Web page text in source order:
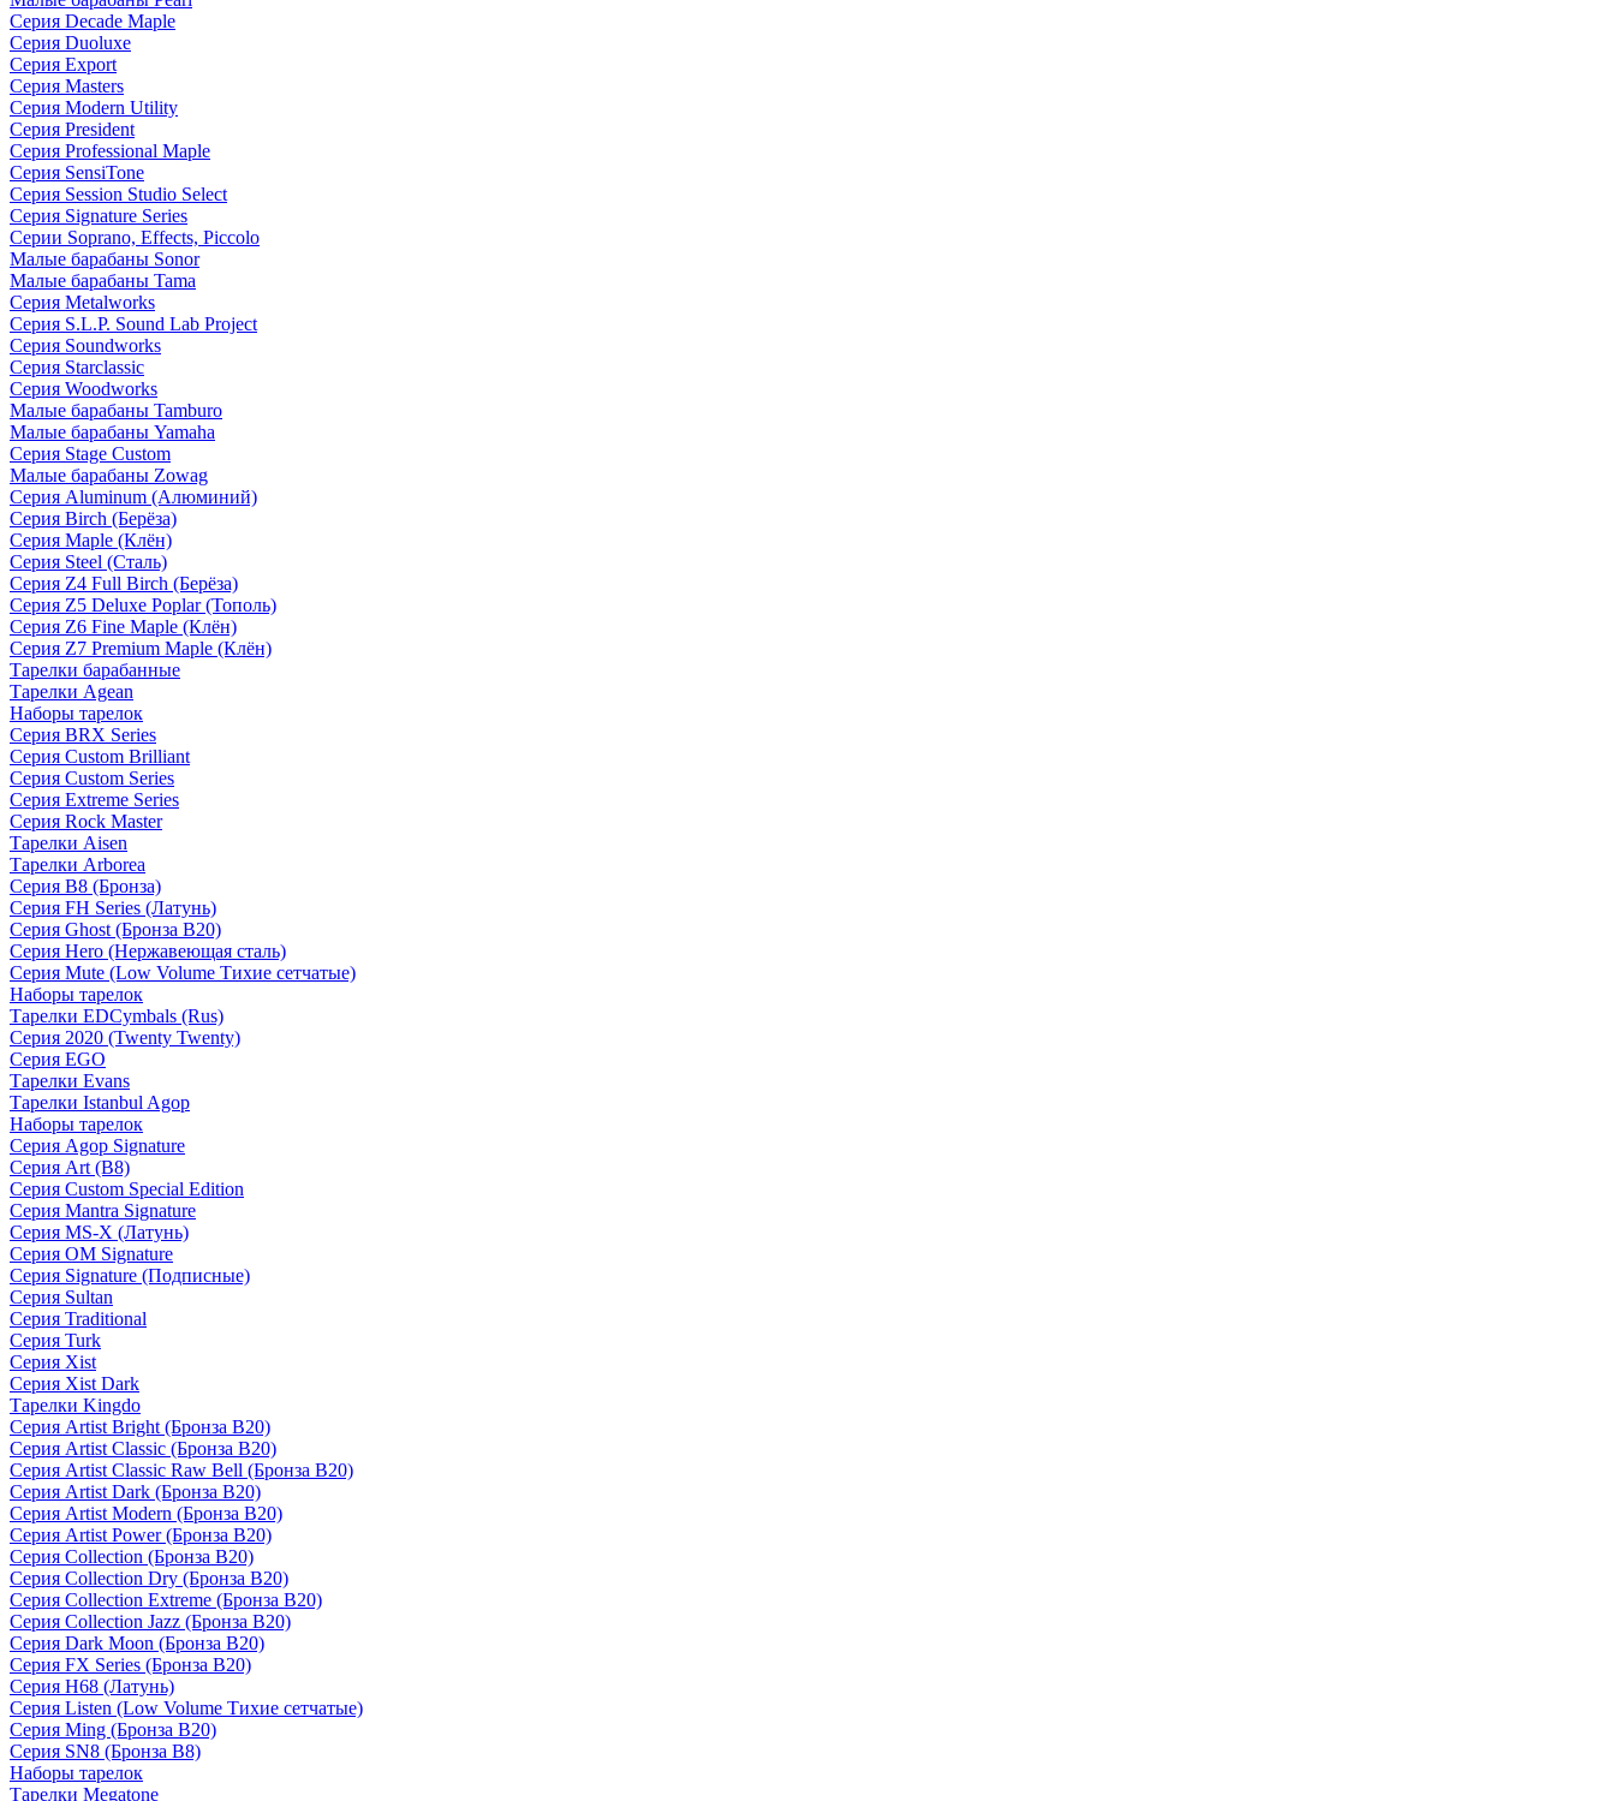
Серия Decade Maple
Серия Duoluxe
Серия Export
Серия Masters
Серия Modern Utility
Серия President
Серия Professional Maple
Серия SensiTone
Серия Session Studio Select
Серия Signature Series
Серии Soprano, Effects, Piccolo
Малые барабаны Sonor
Малые барабаны Tama
Серия Metalworks
Серия S.L.P. Sound Lab Project
Серия Soundworks
Серия Starclassic
Серия Woodworks
Малые барабаны Tamburo
Малые барабаны Yamaha
Серия Stage Custom
Малые барабаны Zowag
Серия Aluminum (Алюминий)
Серия Birch (Берёза)
Серия Maple (Клён)
Серия Steel (Сталь)
Серия Z4 Full Birch (Берёза)
Серия Z5 Deluxe Poplar (Тополь)
Серия Z6 Fine Maple (Клён)
Серия Z7 Premium Maple (Клён)
Тарелки барабанные
Тарелки Agean
Наборы тарелок
Серия BRX Series
Серия Custom Brilliant
Серия Custom Series
Серия Extreme Series
Серия Rock Master
Тарелки Aisen
Тарелки Arborea
Серия B8 (Бронза)
Серия FH Series (Латунь)
Серия Ghost (Бронза B20)
Серия Hero (Нержавеющая сталь)
Серия Mute (Low Volume Тихие сетчатые)
Наборы тарелок
Тарелки EDCymbals (Rus)
Серия 2020 (Twenty Twenty)
Серия EGO
Тарелки Evans
Тарелки Istanbul Agop
Наборы тарелок
Серия Agop Signature
Серия Art (B8)
Серия Custom Special Edition
Серия Mantra Signature
Серия MS-X (Латунь)
Серия OM Signature
Серия Signature (Подписные)
Серия Sultan
Серия Traditional
Серия Turk
Серия Xist
Серия Xist Dark
Тарелки Kingdo
Серия Artist Bright (Бронза B20)
Серия Artist Classic (Бронза B20)
Серия Artist Classic Raw Bell (Бронза B20)
Серия Artist Dark (Бронза B20)
Серия Artist Modern (Бронза B20)
Серия Artist Power (Бронза B20)
Серия Collection (Бронза B20)
Серия Collection Dry (Бронза B20)
Серия Collection Extreme (Бронза B20)
Серия Collection Jazz (Бронза B20)
Серия Dark Moon (Бронза B20)
Серия FX Series (Бронза B20)
Серия H68 (Латунь)
Серия Listen (Low Volume Тихие сетчатые)
Серия Ming (Бронза B20)
Серия SN8 (Бронза B8)
Наборы тарелок
Тарелки Megatone